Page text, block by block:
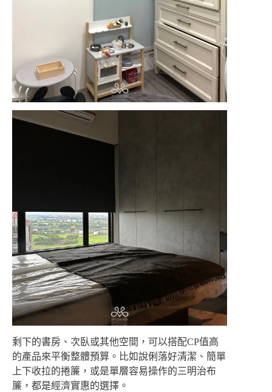
剩下的書房、次臥或其他空間，可以搭配CP值高
的產品來平衡整體預算。比如說俐落好清潔、簡單
上下收拉的捲簾，或是單層容易操作的三明治布
簾，都是經濟實惠的選擇。